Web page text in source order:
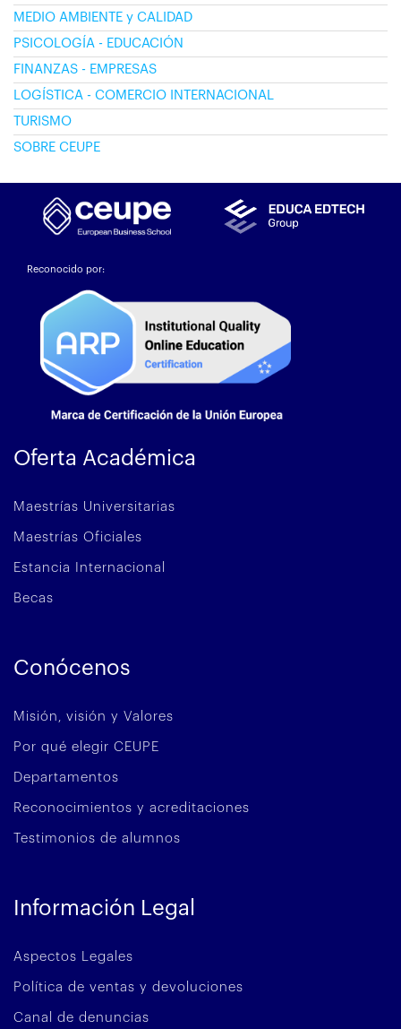
MEDIO AMBIENTE y CALIDAD
PSICOLOGÍA - EDUCACIÓN
FINANZAS - EMPRESAS
LOGÍSTICA - COMERCIO INTERNACIONAL
TURISMO
SOBRE CEUPE
Reconocido por:
Oferta Académica
Maestrías Universitarias
Maestrías Oficiales
Estancia Internacional
Becas
Conócenos
Misión, visión y Valores
Por qué elegir CEUPE
Departamentos
Reconocimientos y acreditaciones
Testimonios de alumnos
Información Legal
Aspectos Legales
Política de ventas y devoluciones
Canal de denuncias